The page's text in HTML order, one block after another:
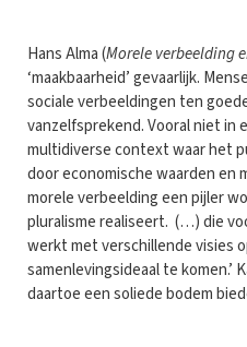
Hans Alma (Morele verbeelding
‘maakbaarheid’ gevaarlijk.
sociale verbeeldingen ten
vanzelfsprekend. Vooral niet in
multidiverse context waar het
door economische waarden en
morele verbeelding een pijler
pluralisme realiseert. (…) die
werkt met verschillende visies
samenlevingsideaal te komen.’
daartoe een soliede bodem